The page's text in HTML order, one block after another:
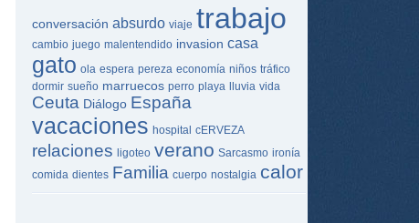
conversación absurdo viaje trabajo
cambio juego malentendido invasion casa
gato ola espera pereza economía niños tráfico
dormir sueño marruecos perro playa lluvia vida
Ceuta Diálogo España
vacaciones hospital cERVEZA
relaciones ligoteo verano Sarcasmo ironía
comida dientes Familia cuerpo nostalgia calor